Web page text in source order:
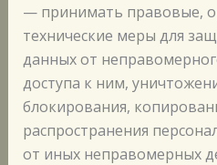
— принимать правовые,
технические меры для
данных от
доступа к ним,
блокирования,
распространения
от иных неправомерных